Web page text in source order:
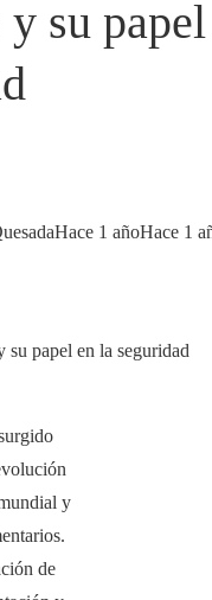
y su papel
Hace 1 añoHace 1
su papel en la seguridad
y
de